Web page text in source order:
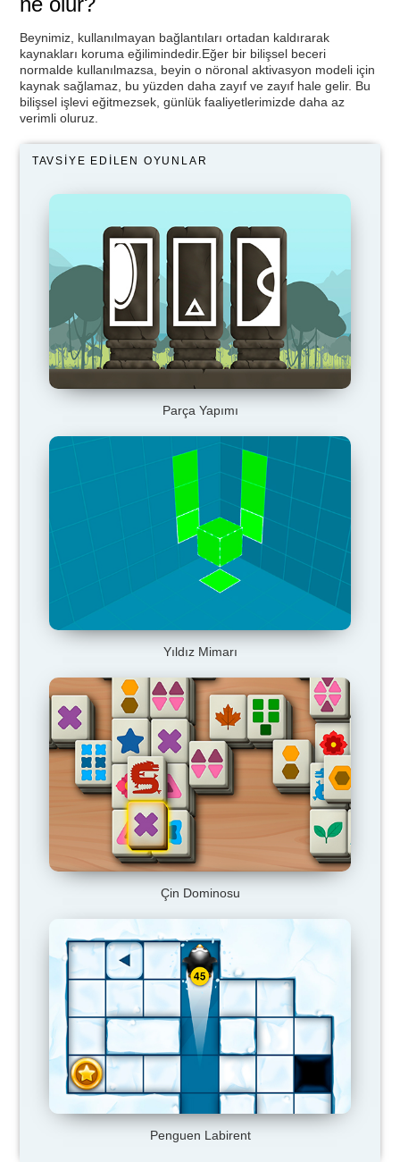
Beynimiz, kullanılmayan bağlantıları ortadan kaldırarak
kaynakları koruma eğilimindedir.Eğer bir bilişsel beceri
normalde kullanılmazsa, beyin o nöronal aktivasyon modeli için
kaynak sağlamaz, bu yüzden daha zayıf ve zayıf hale gelir. Bu
bilişsel işlevi eğitmezsek, günlük faaliyetlerimizde daha az
verimli oluruz.
TAVSIYE EDILEN OYUNLAR
Parça Yapımı
Yıldız Mimarı
Çin Dominosu
Penguen Labirent